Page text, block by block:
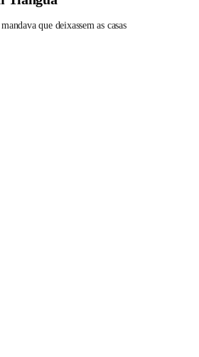
que deixassem as casas